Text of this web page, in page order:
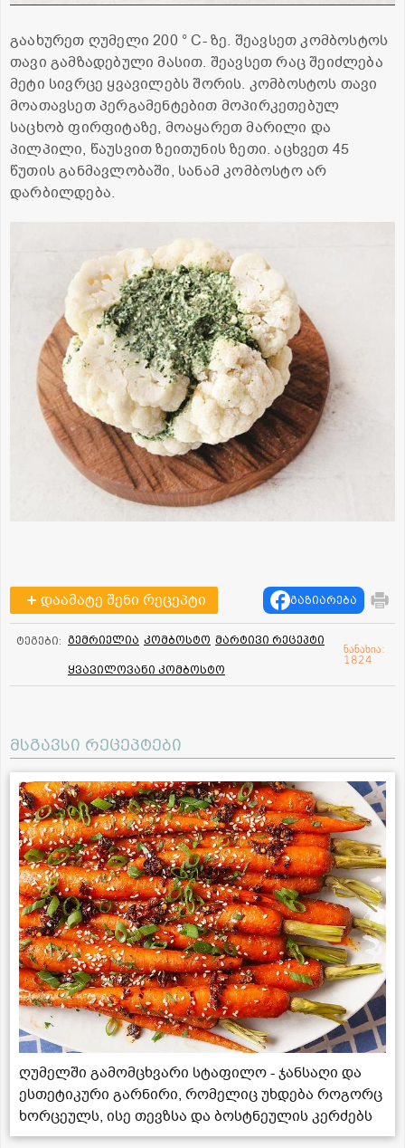
გაახურეთ ღუმელი 200 ° C- ზე. შეავსეთ კომბოსტოს
თავი გამზადებული მასით. შეავსეთ რაც შეიძლება
მეტი სივრცე ყვავილებს შორის. კომბოსტოს თავი
მოათავსეთ პერგამენტებით მოპირკეთებულ
საცხობ ფირფიტაზე, მოაყარეთ მარილი და
პილპილი, წაუსვით ზეითუნის ზეთი. აცხვეთ 45
წუთის განმავლობაში, სანამ კომბოსტო არ
დარბილდება.
დაამატე შენი რეცეპტი გაზიარება
ტეგები: გემრიელია კომბოსტო მარტივი რეცეპტი
ყვავილოვანი კომბოსტო
ნანახია:
1824
მსგავსი რეცეპტები
ღუმელში გამომცხვარი სტაფილო - ჯანსაღი და
ესთეტიკური გარნირი, რომელიც უხდება როგორც
ხორცეულს, ისე თევზსა და ბოსტნეულის კერძებს